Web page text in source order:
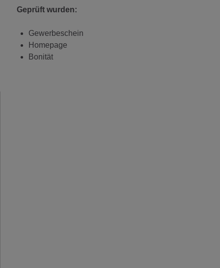
Geprüft wurden:
Gewerbeschein
Homepage
Bonität